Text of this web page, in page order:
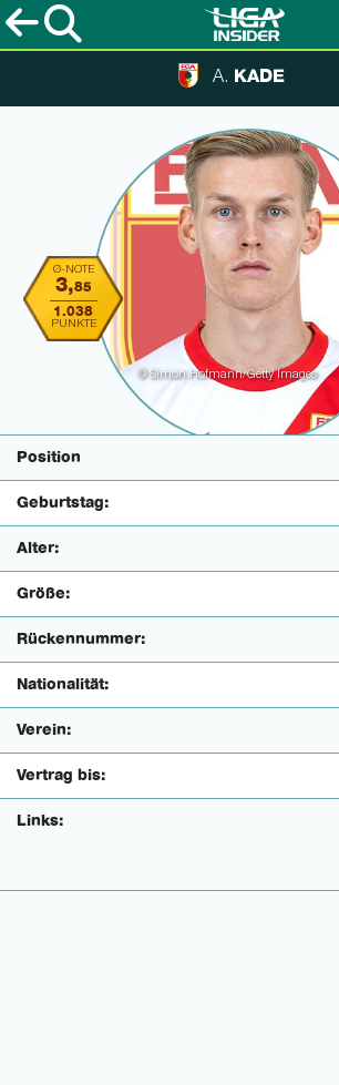
A. KADE
© Simon Hofmann/Getty Images
Ø-NOTE
3,85
1.038
PUNKTE
Position
Geburtstag:
Alter:
Größe:
Rückennummer:
Nationalität:
Verein:
Vertrag bis:
Links: